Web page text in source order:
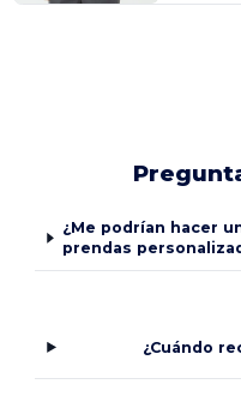
¿Me podrían hacer
prendas
¿Cuándo